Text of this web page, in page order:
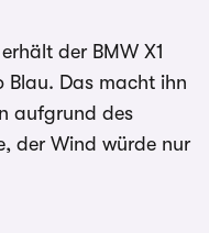
der BMW X1
Blau. Das macht ihn
aufgrund des
der Wind würde nur